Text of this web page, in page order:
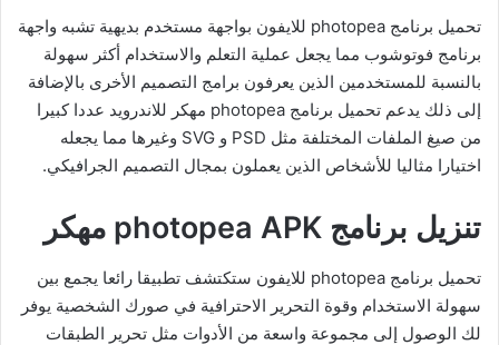
تحميل برنامج photopea للايفون بواجهة مستخدم بديهية تشبه واجهة
برنامج فوتوشوب مما يجعل عملية التعلم والاستخدام أكثر سهولة
بالنسبة للمستخدمين الذين يعرفون برامج التصميم الأخرى بالإضافة
إلى ذلك يدعم تحميل برنامج photopea مهكر للاندرويد عددا كبيرا
من صيغ الملفات المختلفة مثل PSD و SVG وغيرها مما يجعله
اختيارا مثاليا للأشخاص الذين يعملون بمجال التصميم الجرافيكي.
تنزيل برنامج photopea APK مهكر
تحميل برنامج photopea للايفون ستكتشف تطبيقا رائعا يجمع بين
سهولة الاستخدام وقوة التحرير الاحترافية في صورك الشخصية يوفر
لك الوصول إلى مجموعة واسعة من الأدوات مثل تحرير الطبقات